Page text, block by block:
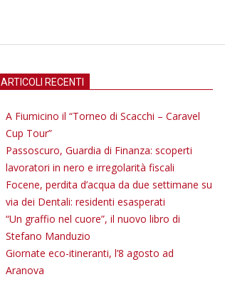
ARTICOLI RECENTI
A Fiumicino il “Torneo di Scacchi – Caravel
Cup Tour”
Passoscuro, Guardia di Finanza: scoperti
lavoratori in nero e irregolarità fiscali
Focene, perdita d’acqua da due settimane su
via dei Dentali: residenti esasperati
“Un graffio nel cuore”, il nuovo libro di
Stefano Manduzio
Giornate eco-itineranti, l’8 agosto ad
Aranova